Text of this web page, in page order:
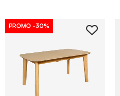
PROMO -30%